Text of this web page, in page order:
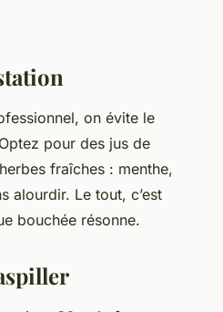
on évite le
pour des jus de
fraîches : menthe,
alourdir. Le tout, c’est
bouchée résonne.